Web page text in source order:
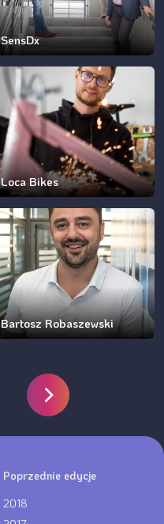
SensDx
Loca Bikes
Bartosz Robaszewski
Poprzednie edycje
2018